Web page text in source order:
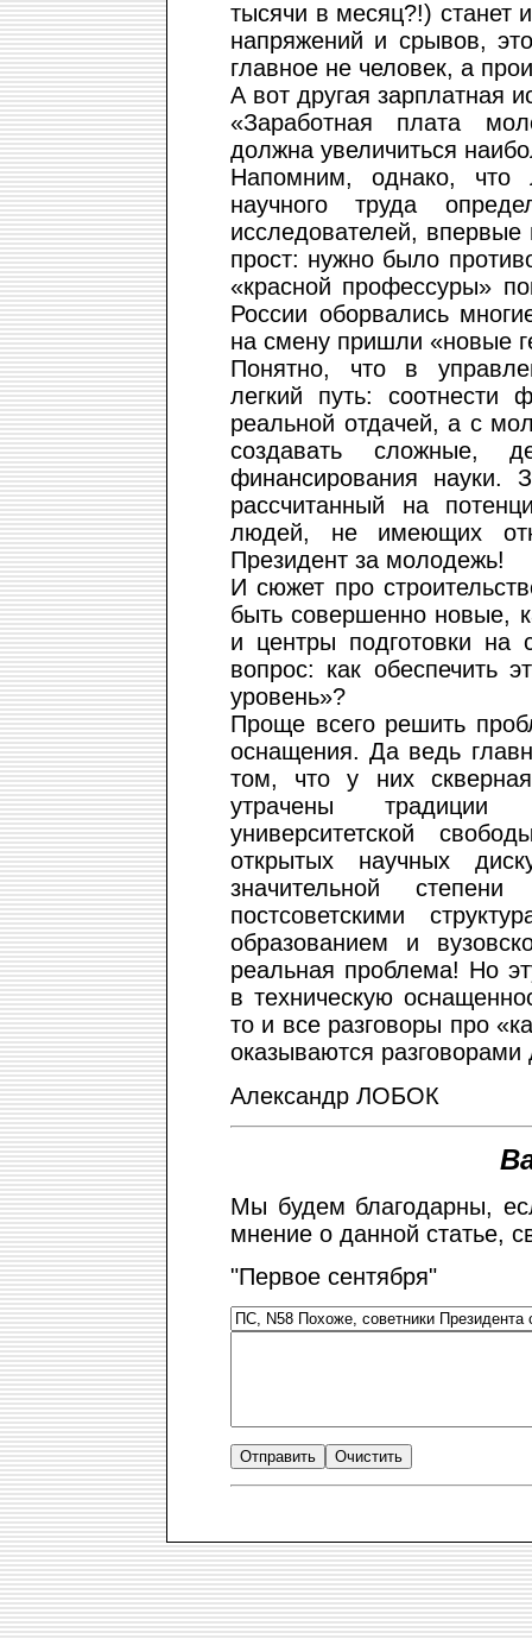
тысячи в месяц?!) станет
напряжений и срывов,
главное не человек, а
А вот другая зарплатная
«Заработная плата
должна увеличиться
Напомним, однако, что
научного труда
исследователей,
прост: нужно было
«красной профессуры»
России оборвались
на смену пришли «новые
Понятно, что в
легкий путь: соотнести
реальной отдачей, а с
создавать сложные,
финансирования науки.
рассчитанный на
людей, не имеющих
Президент за молодежь!
И сюжет про
быть совершенно новые,
и центры подготовки
вопрос: как обеспечить
уровень»?
Проще всего решить
оснащения. Да ведь
том, что у них
утрачены традиции
университетской
открытых научных
значительной
постсоветскими
образованием и
реальная проблема! Но
в техническую
то и все разговоры про
оказываются
Александр ЛОБОК
Мы будем благодарны,
мнение о данной статье,
"Первое сентября"